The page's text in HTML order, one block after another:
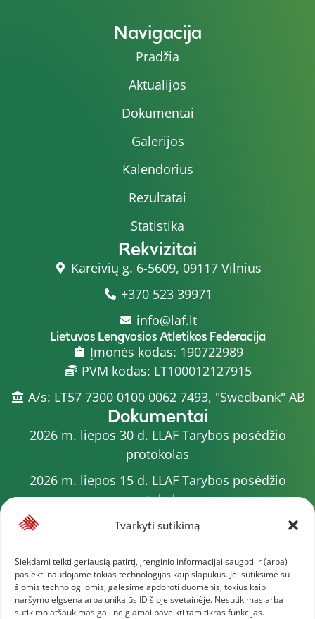
Tvarkyti sutikimą
Siekdami teikti geriausią patirtį, įrenginio informacijai saugoti ir (arba)
pasiekti naudojame tokias technologijas kaip slapukus. Jei sutiksime su
šiomis technologijomis, galėsime apdoroti duomenis, tokius kaip
naršymo elgsena arba unikalūs ID šioje svetainėje. Nesutikimas arba
sutikimo atšaukimas gali neigiamai paveikti tam tikras funkcijas.
Navigacija
Pradžia
Aktualijos
Dokumentai
Galerijos
Kalendorius
Rezultatai
Statistika
Rekvizitai
Kareivių g. 6-5609, 09117 Vilnius
+370 523 39971
info@laf.lt
Lietuvos Lengvosios Atletikos Federacija
Įmonės kodas: 190722989
PVM kodas: LT100012127915
A/s: LT57 7300 0100 0062 7493, "Swedbank" AB
Dokumentai
2026 m. liepos 30 d. LLAF Tarybos posėdžio
protokolas
2026 m. liepos 15 d. LLAF Tarybos posėdžio
protokolas
2026 m. liepos 20 d. LLAF VK posėdžio protokolas
2026 m. varžybų kalendorius
2026 m. liepos 4 d. LLAF Tarybos posėdžio